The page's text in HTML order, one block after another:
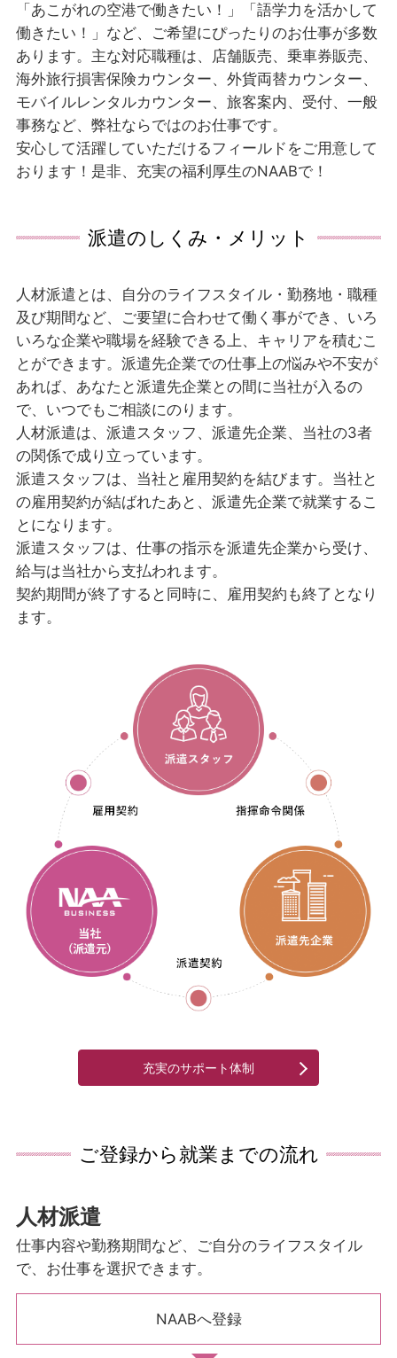
「あこがれの空港で働きたい！」「語学力を活かして
働きたい！」など、ご希望にぴったりのお仕事が多数
あります。主な対応職種は、店舗販売、乗車券販売、
海外旅行損害保険カウンター、外貨両替カウンター、
モバイルレンタルカウンター、旅客案内、受付、一般
事務など、弊社ならではのお仕事です。
安心して活躍していただけるフィールドをご用意して
おります！是非、充実の福利厚生のNAABで！
派遣のしくみ・メリット
人材派遣とは、自分のライフスタイル・勤務地・職種
及び期間など、ご要望に合わせて働く事ができ、いろ
いろな企業や職場を経験できる上、キャリアを積むこ
とができます。派遣先企業での仕事上の悩みや不安が
あれば、あなたと派遣先企業との間に当社が入るの
で、いつでもご相談にのります。
人材派遣は、派遣スタッフ、派遣先企業、当社の3者
の関係で成り立っています。
派遣スタッフは、当社と雇用契約を結びます。当社と
の雇用契約が結ばれたあと、派遣先企業で就業するこ
とになります。
派遣スタッフは、仕事の指示を派遣先企業から受け、
給与は当社から支払われます。
契約期間が終了すると同時に、雇用契約も終了となり
ます。
充実のサポート体制
ご登録から就業までの流れ
人材派遣
仕事内容や勤務期間など、ご自分のライフスタイル
で、お仕事を選択できます。
NAABへ登録